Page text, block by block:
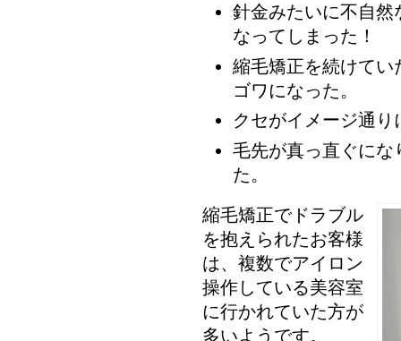
針金みたいに不自然
なってしまった！
縮毛矯正を続けてい
ゴワになった。
クセがイメージ通
毛先が真っ直ぐにな
た。
縮毛矯正でドラブル
を抱えられたお客様
は、複数でアイロン
操作している美容室
に行かれていた方が
多いようです。